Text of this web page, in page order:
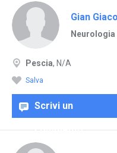
Gian
Neurologia
Pescia, N/A
Salva
Scrivi un
commento